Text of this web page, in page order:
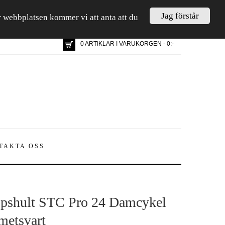
Jag förstår
kommer vi att anta att du
0 ARTIKLAR I VARUKORGEN - 0:-
OSS
STC Pro 24 Damcykel